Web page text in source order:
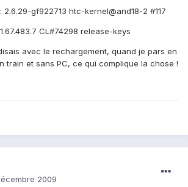
gf922713 htc-kernel@and18-2 #117
CL#74298 release-keys
avec le rechargement, quand je pars en
train et sans PC, ce qui complique la chose !
2009